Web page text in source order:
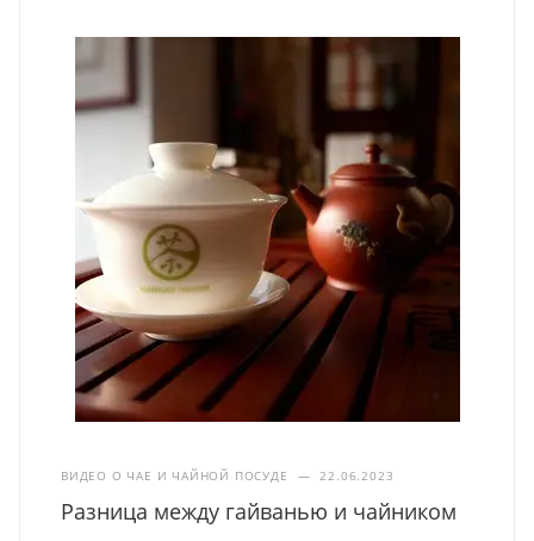
ВИДЕО О ЧАЕ И ЧАЙНОЙ ПОСУДЕ — 22.06.2023
Разница между гайванью и чайником